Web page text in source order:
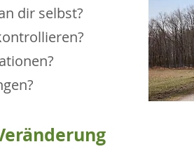
dir selbst?